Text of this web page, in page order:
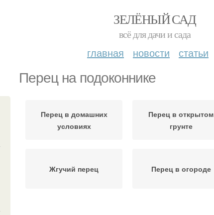
ЗЕЛЁНЫЙ САД
всё для дачи и сада
главная новости статьи
Перец на подоконнике
Перец в домашних
условиях
Перец в открытом
грунте
Жгучий перец Перец в огороде